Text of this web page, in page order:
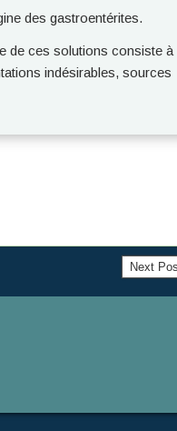
des gastroentérites.
de ces solutions consiste à
indésirables, sources
Next